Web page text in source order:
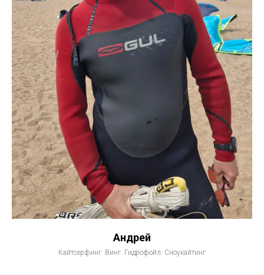
Андрей
Кайтсерфинг. Винг. Гидрофойл. Сноукайтинг